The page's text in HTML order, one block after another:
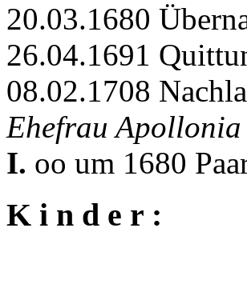
20.03.1680
26.04.1691
08.02.1708
Ehefrau Apollonia
I. oo um 1680
K i n d e r :